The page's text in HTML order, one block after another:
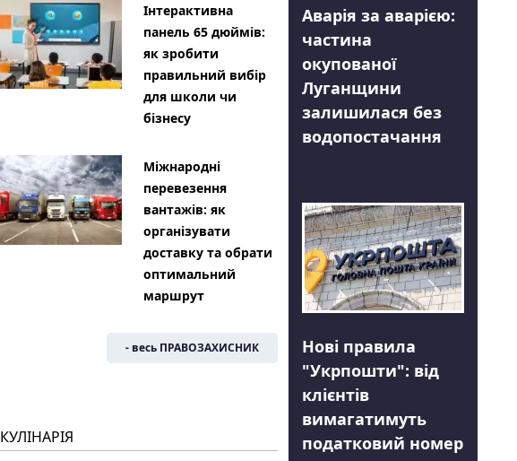
Інтерактивна
панель 65 дюймів:
як зробити
правильний вибір
для школи чи
бізнесу
Міжнародні
перевезення
вантажів: як
організувати
доставку та обрати
оптимальний
маршрут
- весь ПРАВОЗАХИСНИК
КУЛІНАРІЯ
Аварія за аварією:
частина
окупованої
Луганщини
залишилася без
водопостачання
Нові правила
"Укрпошти": від
клієнтів
вимагатимуть
податковий номер